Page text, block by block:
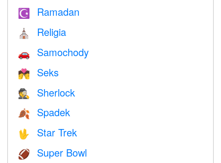
☪️ Ramadan
⛪️ Religia
🚗 Samochody
💏 Seks
🕵️ Sherlock
🍂 Spadek
🖖 Star Trek
🏈 Super Bowl